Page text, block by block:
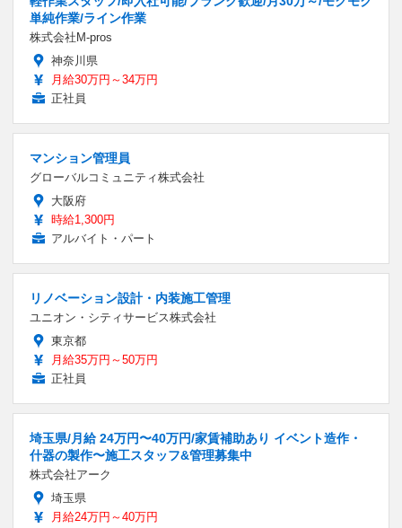
単純作業/ライン作業
株式会社M-pros
神奈川県
月給30万円～34万円
正社員
マンション管理員
グローバルコミュニティ株式会社
大阪府
時給1,300円
アルバイト・パート
リノベーション設計・内装施工管理
ユニオン・シティサービス株式会社
東京都
月給35万円～50万円
正社員
埼玉県/月給 24万円〜40万円/家賃補助あり イベント造作・
什器の製作〜施工スタッフ&管理募集中
株式会社アーク
埼玉県
月給24万円～40万円